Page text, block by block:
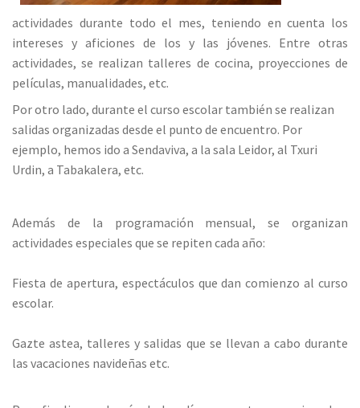
actividades durante todo el mes, teniendo en cuenta los
intereses y aficiones de los y las jóvenes. Entre otras
actividades, se realizan talleres de cocina, proyecciones de
películas, manualidades, etc.
Por otro lado, durante el curso escolar también se realizan
salidas organizadas desde el punto de encuentro. Por
ejemplo, hemos ido a Sendaviva, a la sala Leidor, al Txuri
Urdin, a Tabakalera, etc.
Además de la programación mensual, se organizan
actividades especiales que se repiten cada año:
Fiesta de apertura, espectáculos que dan comienzo al curso
escolar.
Gazte astea, talleres y salidas que se llevan a cabo durante
las vacaciones navideñas etc.